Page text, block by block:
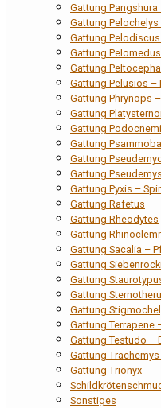
Gattung
Gattung
Gattung
Gattung
Gattung
Gattung Pelusios –
Gattung Phrynops
Gattung
Gattung
Gattung
Gattung
Gattung
Gattung Pyxis –
Gattung Rafetus
Gattung Rheodytes
Gattung
Gattung Sacalia –
Gattung
Gattung
Gattung
Gattung
Gattung Terrapene
Gattung Testudo –
Gattung
Gattung Trionyx
Sonstiges